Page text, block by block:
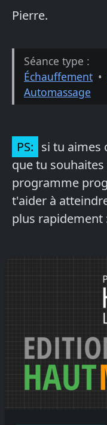
Pierre.
Séance type :
Échauffement •
Automassage
PS: si tu aimes
que tu
programme
t'aider à
plus rapidement